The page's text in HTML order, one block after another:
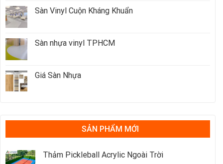
Sàn Vinyl Cuộn Kháng Khuẩn
Sàn nhựa vinyl TPHCM
Giá Sàn Nhựa
SẢN PHẨM MỚI
Thảm Pickleball Acrylic Ngoài Trời